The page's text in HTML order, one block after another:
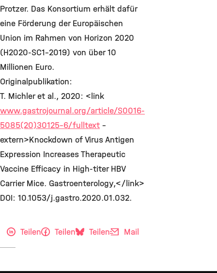
Protzer. Das Konsortium erhält dafür
eine Förderung der Europäischen
Union im Rahmen von Horizon 2020
(H2020-SC1-2019) von über 10
Millionen Euro.
Originalpublikation:
T. Michler et al., 2020: <link
www.gastrojournal.org/article/S0016-
5085(20)30125-6/fulltext -
extern>Knockdown of Virus Antigen
Expression Increases Therapeutic
Vaccine Efficacy in High-titer HBV
Carrier Mice. Gastroenterology,</link>
DOI: 10.1053/j.gastro.2020.01.032.
Teilen Teilen Teilen Mail